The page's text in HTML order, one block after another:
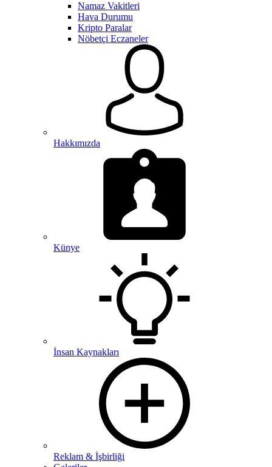
Namaz Vakitleri
Hava Durumu
Kripto Paralar
Nöbetçi Eczaneler
Hakkımızda
Künye
İnsan Kaynakları
Reklam & İşbirliği